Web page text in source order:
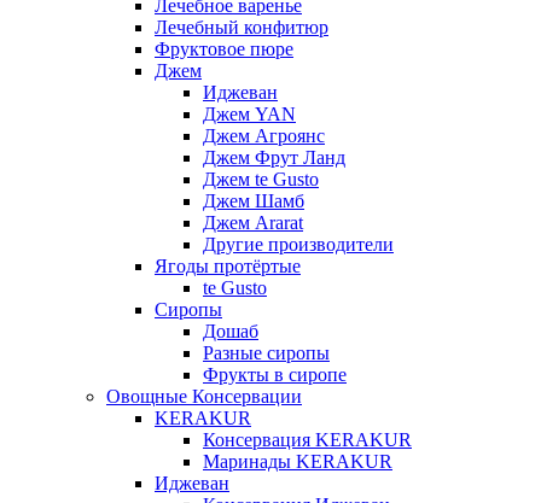
Лечебное варенье
Лечебный конфитюр
Фруктовое пюре
Джем
Иджеван
Джем YAN
Джем Агроянс
Джем Фрут Ланд
Джем te Gusto
Джем Шамб
Джем Ararat
Другие производители
Ягоды протёртые
te Gusto
Сиропы
Дошаб
Разные сиропы
Фрукты в сиропе
Овощные Консервации
KERAKUR
Консервация KERAKUR
Маринады KERAKUR
Иджеван